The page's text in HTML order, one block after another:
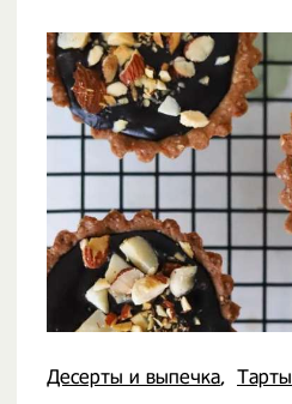
Десерты и выпечка Тарты